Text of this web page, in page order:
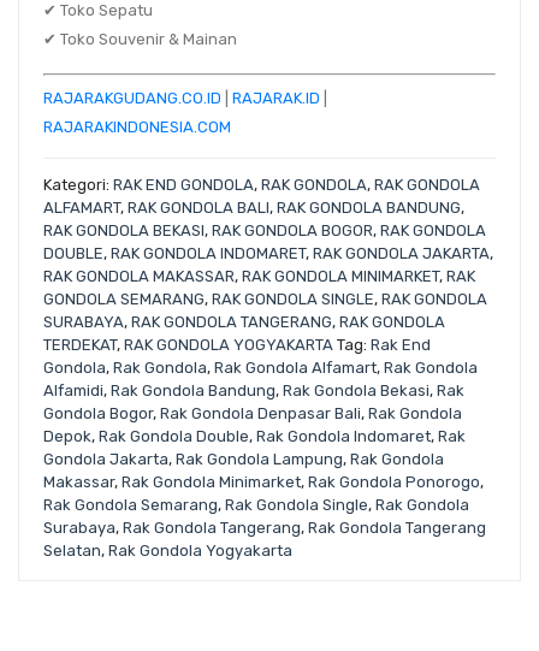
✔ Toko Sepatu
✔ Toko Souvenir & Mainan
RAJARAKGUDANG.CO.ID RAJARAK.ID
RAJARAKINDONESIA.COM
Kategori: RAK END GONDOLA, RAK GONDOLA, RAK GONDOLA
ALFAMART, RAK GONDOLA BALI, RAK GONDOLA BANDUNG,
RAK GONDOLA BEKASI, RAK GONDOLA BOGOR, RAK GONDOLA
DOUBLE, RAK GONDOLA INDOMARET, RAK GONDOLA JAKARTA,
RAK GONDOLA MAKASSAR, RAK GONDOLA MINIMARKET, RAK
GONDOLA SEMARANG, RAK GONDOLA SINGLE, RAK GONDOLA
SURABAYA, RAK GONDOLA TANGERANG, RAK GONDOLA
TERDEKAT, RAK GONDOLA YOGYAKARTA Tag: Rak End
Gondola, Rak Gondola, Rak Gondola Alfamart, Rak Gondola
Alfamidi, Rak Gondola Bandung, Rak Gondola Bekasi, Rak
Gondola Bogor, Rak Gondola Denpasar Bali, Rak Gondola
Depok, Rak Gondola Double, Rak Gondola Indomaret, Rak
Gondola Jakarta, Rak Gondola Lampung, Rak Gondola
Makassar, Rak Gondola Minimarket, Rak Gondola Ponorogo,
Rak Gondola Semarang, Rak Gondola Single, Rak Gondola
Surabaya, Rak Gondola Tangerang, Rak Gondola Tangerang
Selatan, Rak Gondola Yogyakarta